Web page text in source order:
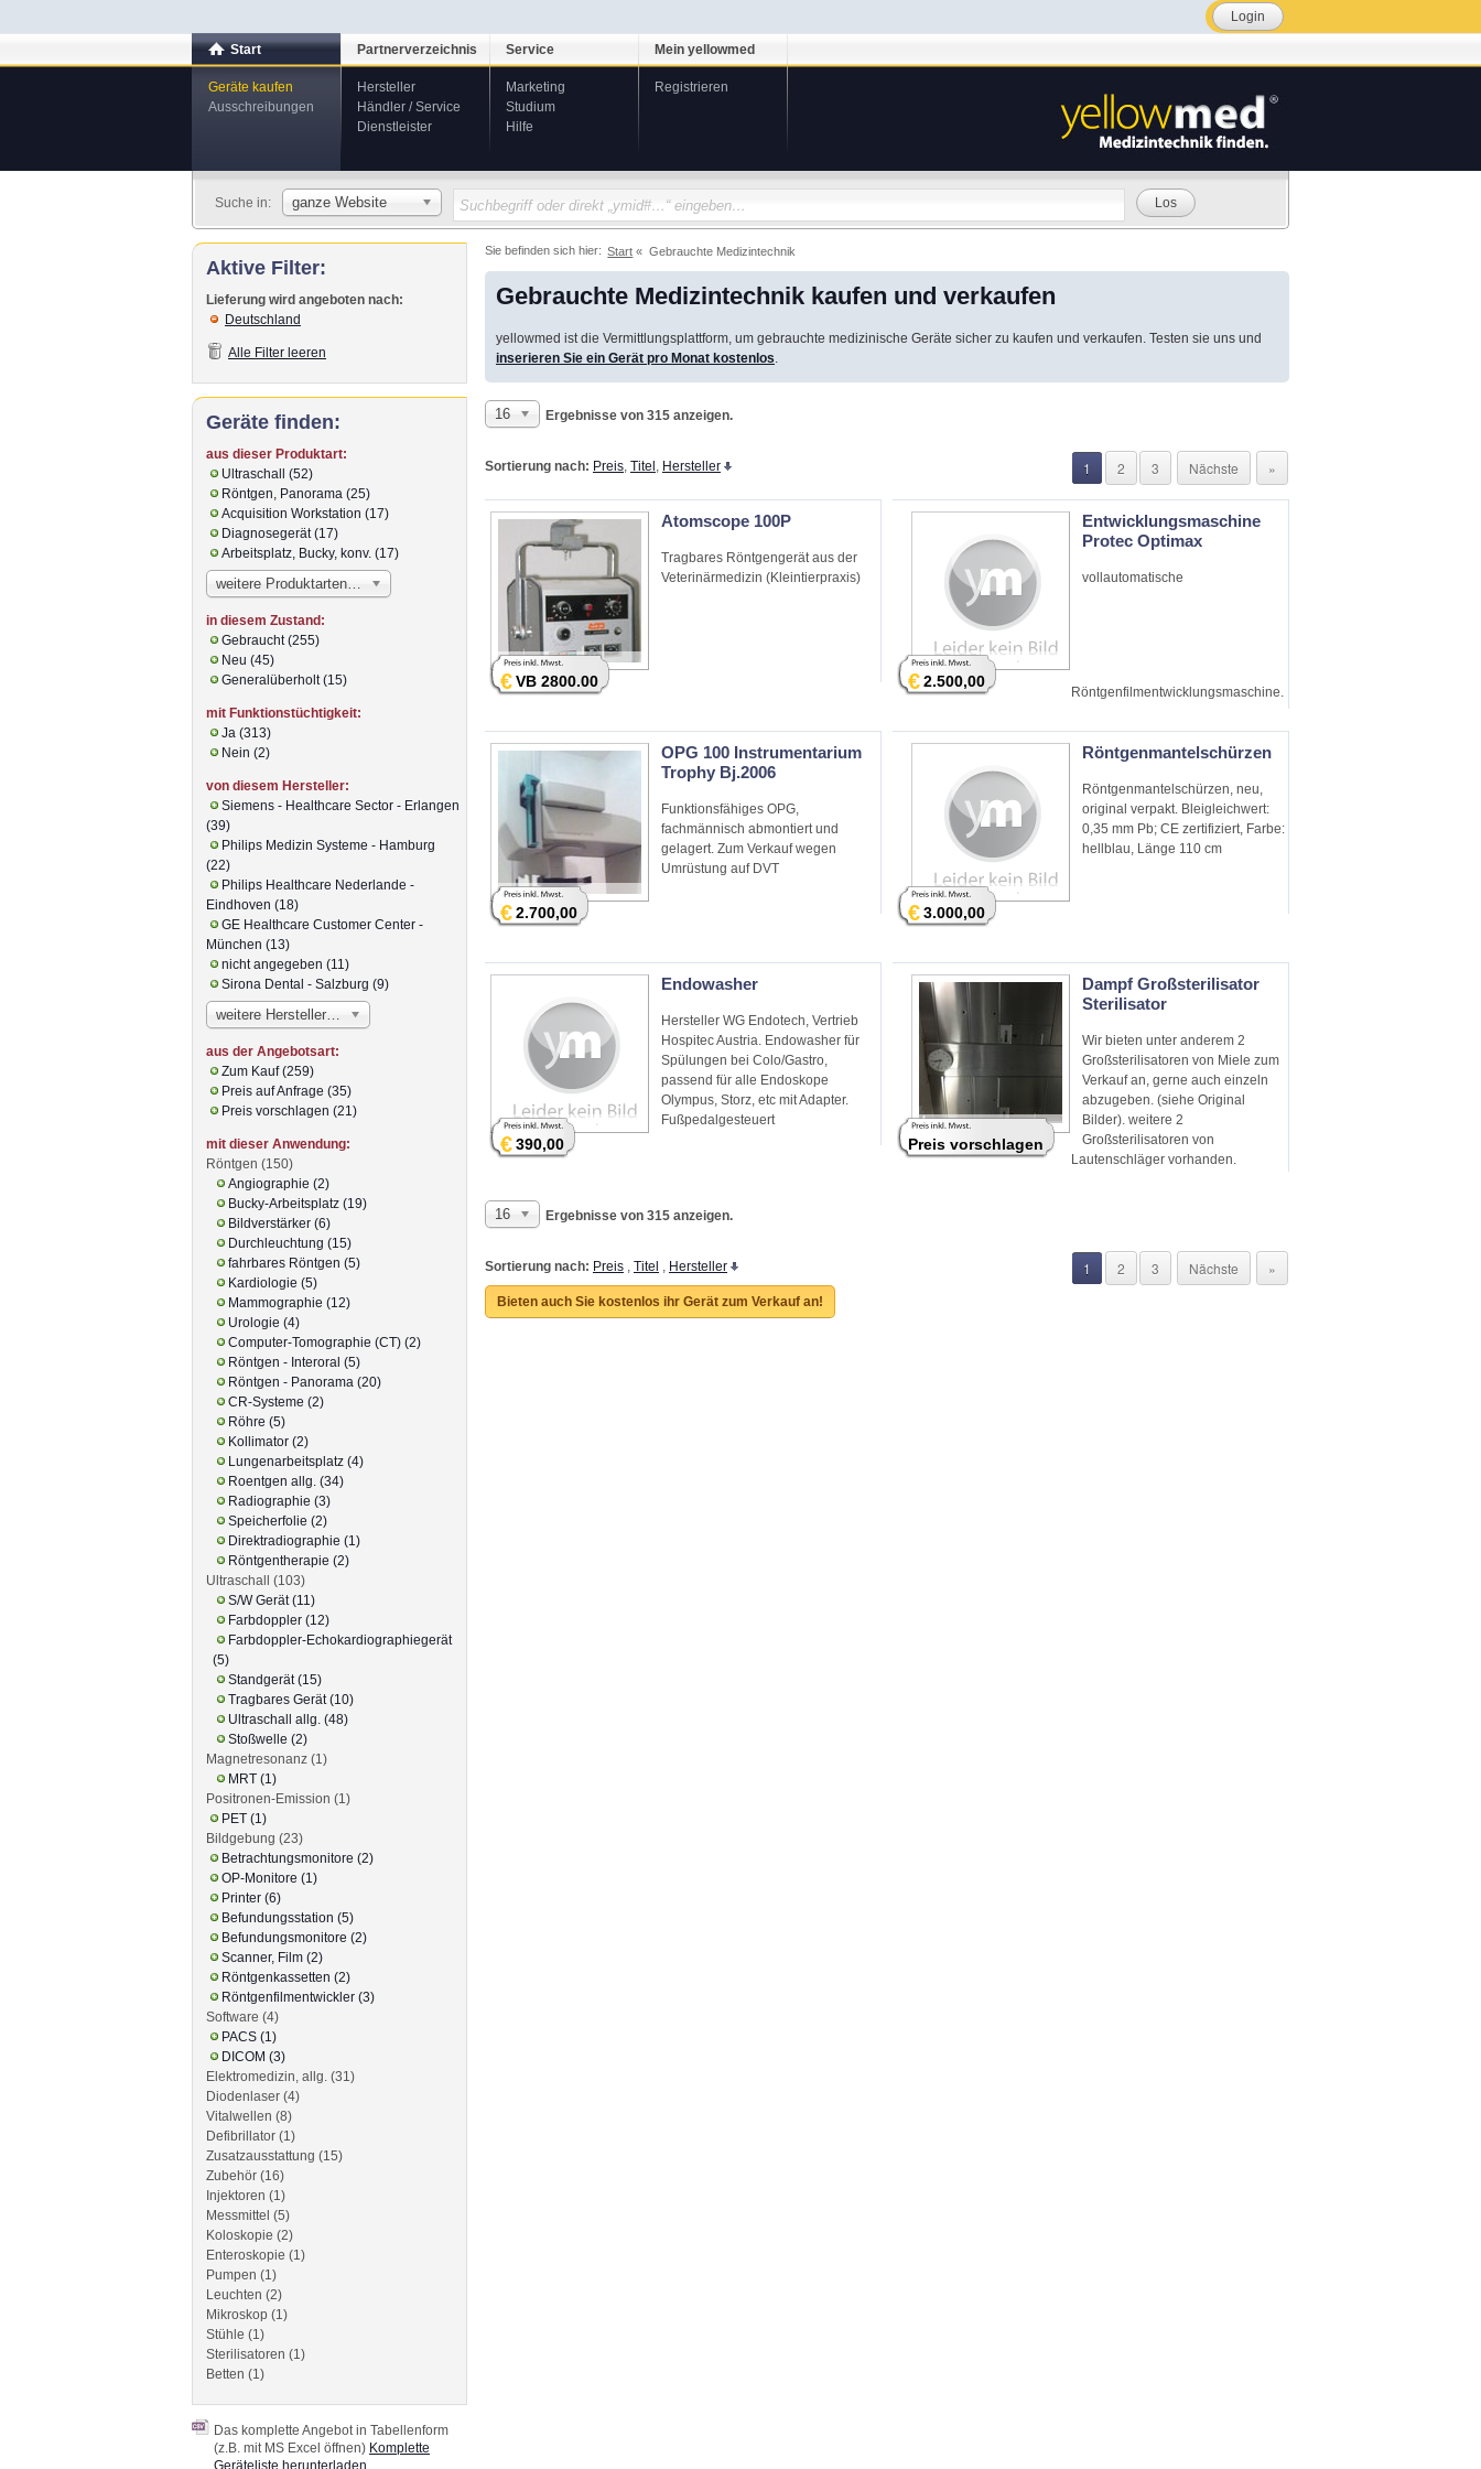
Login
Start
Geräte kaufen
Ausschreibungen
Partnerverzeichnis
Hersteller
Händler / Service
Dienstleister
Service
Marketing
Studium
Hilfe
Mein yellowmed
Registrieren
Suche in: ganze Website Los
Sie befinden sich hier: Start Gebrauchte Medizintechnik
Gebrauchte Medizintechnik kaufen und verkaufen
yellowmed ist die Vermittlungsplattform, um gebrauchte medizinische Geräte sicher zu kaufen und verkaufen. Testen sie uns und
inserieren Sie ein Gerät pro Monat kostenlos
16 Ergebnisse von 315 anzeigen.
Sortierung nach: Preis Titel Hersteller 1 2 3 Nächste »
Atomscope 100P
Tragbares Röntgengerät aus der
Veterinärmedizin (Kleintierpraxis)
€VB 2800.00
Entwicklungsmaschine
Protec Optimax
vollautomatische
Röntgenfilmentwicklungsmaschine.
€2.500,00
OPG 100 Instrumentarium
Trophy Bj.2006
Funktionsfähiges OPG,
fachmännisch abmontiert und
gelagert. Zum Verkauf wegen
Umrüstung auf DVT
€2.700,00
Röntgenmantelschürzen
Röntgenmantelschürzen, neu,
original verpakt. Bleigleichwert:
0,35 mm Pb; CE zertifiziert, Farbe:
hellblau, Länge 110 cm
€3.000,00
Endowasher
Hersteller WG Endotech, Vertrieb
Hospitec Austria. Endowasher für
Spülungen bei Colo/Gastro,
passend für alle Endoskope
Olympus, Storz, etc mit Adapter.
Fußpedalgesteuert
€390,00
Dampf Großsterilisator
Sterilisator
Wir bieten unter anderem 2
Großsterilisatoren von Miele zum
Verkauf an, gerne auch einzeln
abzugeben. (siehe Original
Bilder). weitere 2
Großsterilisatoren von
Lautenschläger vorhanden.
Preis vorschlagen
16 Ergebnisse von 315 anzeigen.
Sortierung nach: Preis , Titel , Hersteller 1 2 3 Nächste »
Bieten auch Sie kostenlos ihr Gerät zum Verkauf an!
Aktive Filter:
Lieferung wird angeboten nach:
Deutschland
Alle Filter leeren
Geräte finden:
aus dieser Produktart:
Ultraschall (52)
Röntgen, Panorama (25)
Acquisition Workstation (17)
Diagnosegerät (17)
Arbeitsplatz, Bucky, konv. (17)
weitere Produktarten…
in diesem Zustand:
Gebraucht (255)
Neu (45)
Generalüberholt (15)
mit Funktionstüchtigkeit:
Ja (313)
Nein (2)
von diesem Hersteller:
Siemens - Healthcare Sector - Erlangen
(39)
Philips Medizin Systeme - Hamburg
(22)
Philips Healthcare Nederlande -
Eindhoven (18)
GE Healthcare Customer Center -
München (13)
nicht angegeben (11)
Sirona Dental - Salzburg (9)
weitere Hersteller…
aus der Angebotsart:
Zum Kauf (259)
Preis auf Anfrage (35)
Preis vorschlagen (21)
mit dieser Anwendung:
Röntgen (150)
Angiographie (2)
Bucky-Arbeitsplatz (19)
Bildverstärker (6)
Durchleuchtung (15)
fahrbares Röntgen (5)
Kardiologie (5)
Mammographie (12)
Urologie (4)
Computer-Tomographie (CT) (2)
Röntgen - Interoral (5)
Röntgen - Panorama (20)
CR-Systeme (2)
Röhre (5)
Kollimator (2)
Lungenarbeitsplatz (4)
Roentgen allg. (34)
Radiographie (3)
Speicherfolie (2)
Direktradiographie (1)
Röntgentherapie (2)
Ultraschall (103)
S/W Gerät (11)
Farbdoppler (12)
Farbdoppler-Echokardiographiegerät
(5)
Standgerät (15)
Tragbares Gerät (10)
Ultraschall allg. (48)
Stoßwelle (2)
Magnetresonanz (1)
MRT (1)
Positronen-Emission (1)
PET (1)
Bildgebung (23)
Betrachtungsmonitore (2)
OP-Monitore (1)
Printer (6)
Befundungsstation (5)
Befundungsmonitore (2)
Scanner, Film (2)
Röntgenkassetten (2)
Röntgenfilmentwickler (3)
Software (4)
PACS (1)
DICOM (3)
Elektromedizin, allg. (31)
Diodenlaser (4)
Vitalwellen (8)
Defibrillator (1)
Zusatzausstattung (15)
Zubehör (16)
Injektoren (1)
Messmittel (5)
Koloskopie (2)
Enteroskopie (1)
Pumpen (1)
Leuchten (2)
Mikroskop (1)
Stühle (1)
Sterilisatoren (1)
Betten (1)
Das komplette Angebot in Tabellenform
(z.B. mit MS Excel öffnen) Komplette
Geräteliste herunterladen